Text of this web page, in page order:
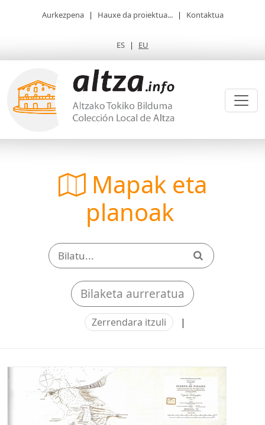
Aurkezpena | Hauxe da proiektua... | Kontaktua
ES | EU
Mapak eta
planoak
Bilaketa aurreratua
Zerrendara itzuli |